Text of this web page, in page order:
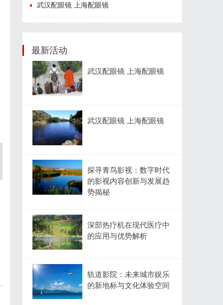
武汉配眼镜 上海配眼镜
最新活动
武汉配眼镜 上海配眼镜
武汉配眼镜 上海配眼镜
探寻青鸟影视：数字时代
的影视内容创新与发展趋
势揭秘
深部热疗机在现代医疗中
的应用与优势解析
轨道影院：未来城市娱乐
的新地标与文化体验空间